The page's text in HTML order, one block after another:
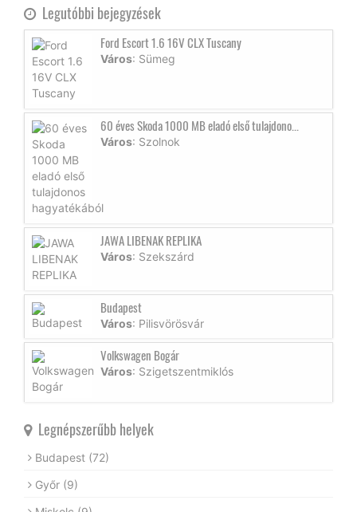
Legutóbbi bejegyzések
Ford Escort 1.6 16V CLX Tuscany
Város: Sümeg
60 éves Skoda 1000 MB eladó első tulajdono...
Város: Szolnok
JAWA LIBENAK REPLIKA
Város: Szekszárd
Budapest
Város: Pilisvörösvár
Volkswagen Bogár
Város: Szigetszentmiklós
Legnépszerűbb helyek
Budapest (72)
Győr (9)